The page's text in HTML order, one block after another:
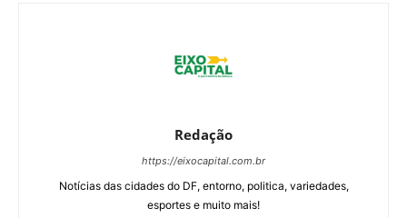
Redação
https://eixocapital.com.br
Notícias das cidades do DF, entorno, politica, variedades,
esportes e muito mais!